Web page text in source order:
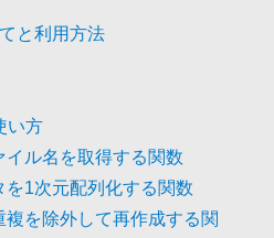
と利用方法
い方
イル名を取得する関数
を1次元配列化する関数
複を除外して再作成する関